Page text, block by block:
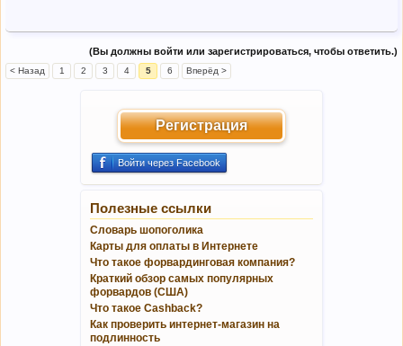
(Вы должны войти или зарегистрироваться, чтобы ответить.)
< Назад 1 2 3 4 5 6 Вперёд >
Регистрация
Войти через Facebook
Полезные ссылки
Словарь шопоголика
Карты для оплаты в Интернете
Что такое форвардинговая компания?
Краткий обзор самых популярных
форвардов (США)
Что такое Cashback?
Как проверить интернет-магазин на
подлинность